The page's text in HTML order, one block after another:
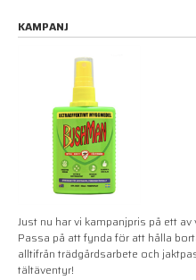
KAMPANJ
Just nu har vi kampanjpris på ett
Passa på att fynda för att hålla
alltifrån trädgårdsarbete och
tältäventyr!